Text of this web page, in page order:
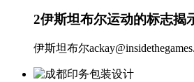
2伊斯坦布尔运动的标志揭
伊斯坦布尔